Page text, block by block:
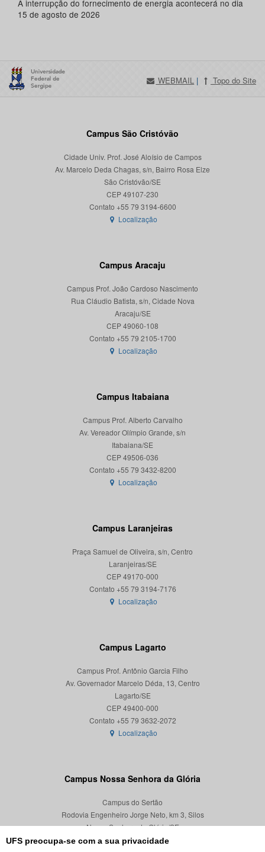
UFS preocupa-se com a sua privacidade
A interrupção do fornecimento de energia acontecerá no dia
15 de agosto de 2026
WEBMAIL | Topo do Site
Campus São Cristóvão
Cidade Univ. Prof. José Aloísio de Campos
Av. Marcelo Deda Chagas, s/n, Bairro Rosa Elze
São Cristóvão/SE
CEP 49107-230
Localização
Campus Aracaju
Campus Prof. João Cardoso Nascimento
Rua Cláudio Batista, s/n, Cidade Nova
Aracaju/SE
CEP 49060-108
Localização
Campus Itabaiana
Campus Prof. Alberto Carvalho
Av. Vereador Olímpio Grande, s/n
Itabaiana/SE
CEP 49506-036
Localização
Campus Laranjeiras
Praça Samuel de Oliveira, s/n, Centro
Laranjeiras/SE
CEP 49170-000
Localização
Campus Lagarto
Campus Prof. Antônio Garcia Filho
Av. Governador Marcelo Déda, 13, Centro
Lagarto/SE
CEP 49400-000
Localização
Campus Nossa Senhora da Glória
Campus do Sertão
Rodovia Engenheiro Jorge Neto, km 3, Silos
Nossa Senhora da Glória/SE
CEP 49680-000